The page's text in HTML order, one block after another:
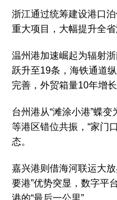
浙江通过统筹建设港口
重大项目，大幅提升全省
温州港加速崛起为辐射
跃升至19条，海铁通道
完善，外贸箱量10年增长
台州港从“滩涂小港”蝶
等港区错位共振，“家门
态。
嘉兴港则借海河联运大
要港”优势突显，数字平
港的“最后一公里”。